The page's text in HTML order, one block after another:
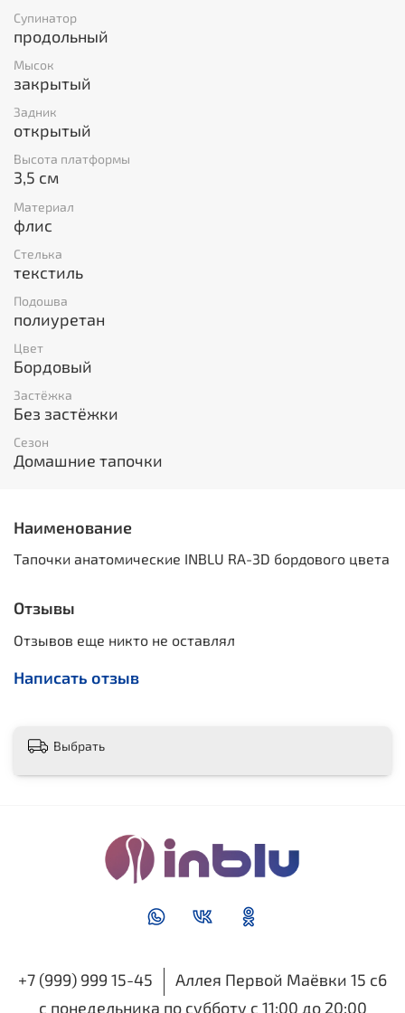
Супинатор
продольный
Мысок
закрытый
Задник
открытый
Высота платформы
3,5 см
Материал
флис
Стелька
текстиль
Подошва
полиуретан
Цвет
Бордовый
Застёжка
Без застёжки
Сезон
Домашние тапочки
Наименование
Тапочки анатомические INBLU RA-3D бордового цвета
Отзывы
Отзывов еще никто не оставлял
Написать отзыв
Выбрать
+7 (999) 999 15-45
Аллея Первой Маёвки 15 с6
с понедельника по субботу с 11:00 до 20:00